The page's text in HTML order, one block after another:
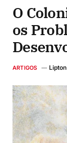
O
os
ARTIGOS